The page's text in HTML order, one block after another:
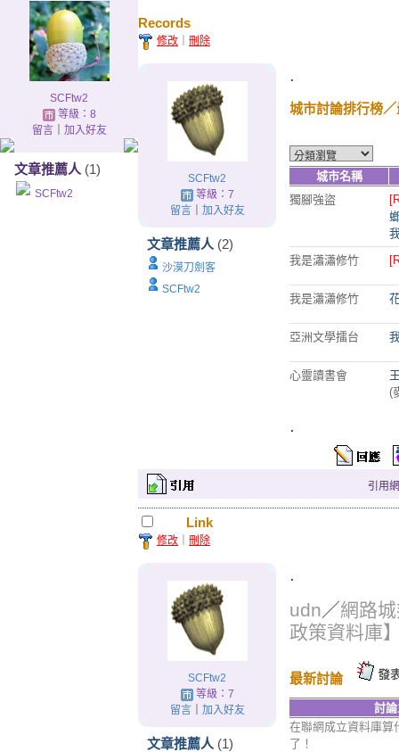
SCFtw2
等級：8
留言｜ 加入好友
文章推薦人 (1)
SCFtw2
Records
修改 刪除
SCFtw2
等級：7
留言｜ 加入好友
文章推薦人 (2)
沙漠刀劍客
SCFtw2
.
城市討論排行榜
城市名稱
獨腳強盜
我是瀟瀟修竹
我是瀟瀟修竹
亞洲文學擂台
心靈讀書會
(
.
引用
Link
修改 刪除
SCFtw2
等級：7
留言｜ 加入好友
文章推薦人 (1)
.
udn／網路
政策資料庫
最新討論
討
在聯網成立資料庫算
了！